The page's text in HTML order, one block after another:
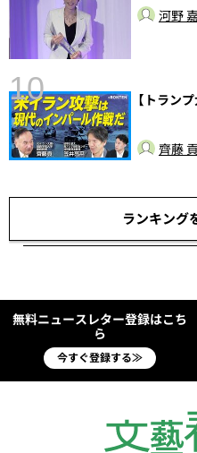
河野
10 【トラン
齊藤
ランキング
無料ニュースレター登録はこち
ら
今すぐ登録する≫